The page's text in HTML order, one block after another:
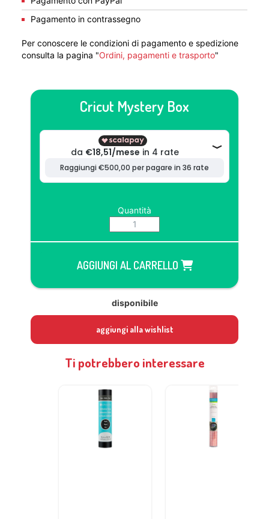
Pagamento in contrassegno
Per conoscere le condizioni di pagamento e spedizione
consulta la pagina "Ordini, pagamenti e trasporto"
Cricut Mystery Box
Quantità
AGGIUNGI AL CARRELLO
disponibile
aggiungi alla wishlist
Ti potrebbero interessare